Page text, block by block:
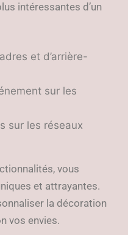
intéressantes d’un
et d’arrière-
sur les
sur les réseaux
vous
et attrayantes.
la décoration
vos envies.